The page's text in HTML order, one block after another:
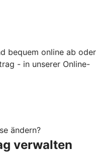
bequem online ab oder
- in unserer Online-
ändern?
verwalten